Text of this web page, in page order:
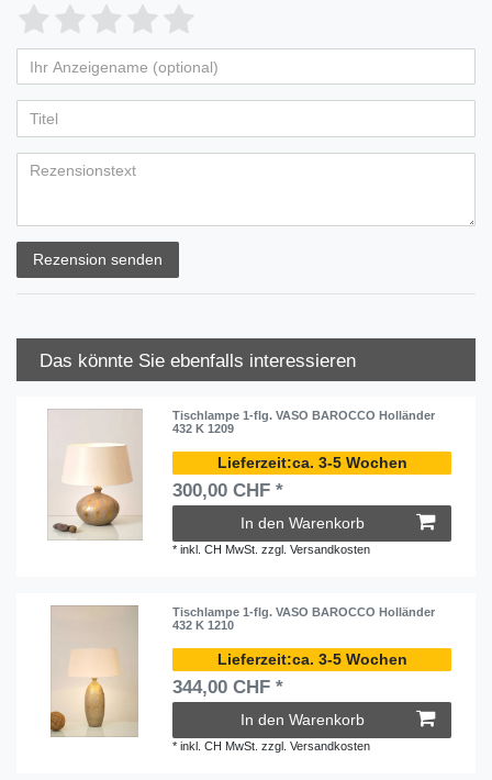
Rezension senden
Das könnte Sie ebenfalls interessieren
Tischlampe 1-flg. VASO BAROCCO Holländer
432 K 1209
ca. 3-5 Wochen
300,00 CHF *
In den Warenkorb
*inkl. CH MwSt. zzgl.Versandkosten
Tischlampe 1-flg. VASO BAROCCO Holländer
432 K 1210
ca. 3-5 Wochen
344,00 CHF *
In den Warenkorb
*inkl. CH MwSt. zzgl.Versandkosten